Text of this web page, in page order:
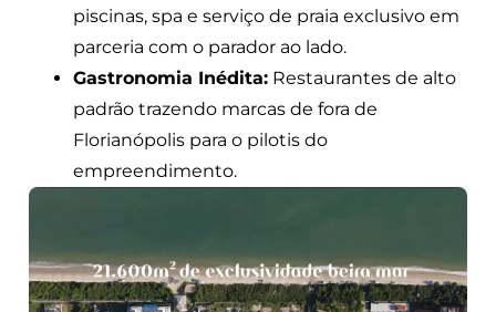
piscinas, spa e serviço de praia exclusivo em
parceria com o parador ao lado.
Gastronomia Inédita: Restaurantes de alto
padrão trazendo marcas de fora de
Florianópolis para o pilotis do
empreendimento.